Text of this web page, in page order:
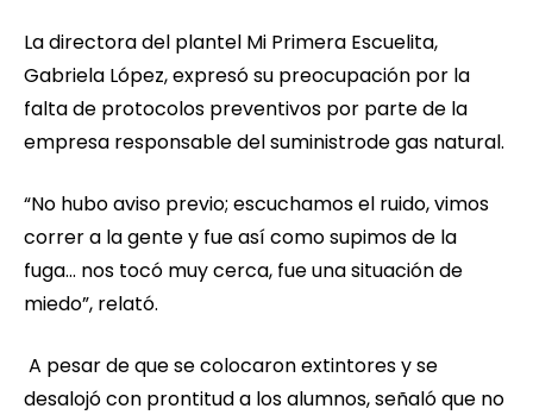
La directora del plantel Mi Primera Escuelita,
Gabriela López, expresó su preocupación por la
falta de protocolos preventivos por parte de la
empresa responsable del suministrode gas natural.
“No hubo aviso previo; escuchamos el ruido, vimos
correr a la gente y fue así como supimos de la
fuga... nos tocó muy cerca, fue una situación de
miedo”, relató.
A pesar de que se colocaron extintores y se
desalojó con prontitud a los alumnos, señaló que no